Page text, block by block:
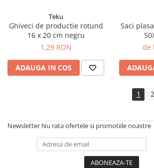
Lubrifianti
Masini de tuns iarba
Roabe
Antiparazitare
Hrana pentru iepuri
Teku
Ghiveci de productie rotund
16 x 20 cm negru
1,29 RON
ADAUGA IN COS
Saci plasa
de
1 2
Newsletter Nu rata ofertele si promotiile noastre